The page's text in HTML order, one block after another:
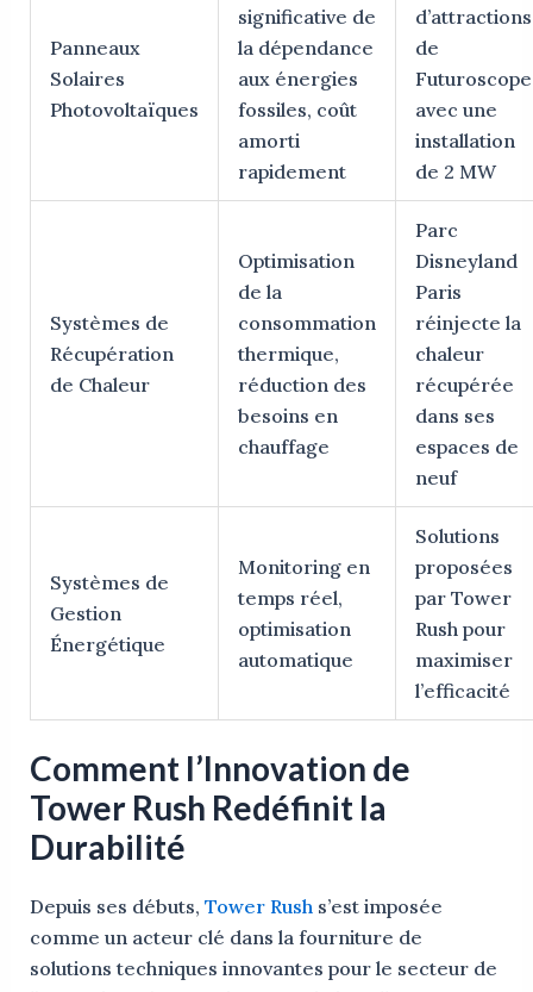
Panneaux
Solaires
Photovoltaïques
significative de
la dépendance
aux énergies
fossiles, coût
amorti
rapidement
d’attractions
de
Futuroscope
avec une
installation
de 2 MW
Systèmes de
Récupération
de Chaleur
Optimisation
de la
consommation
thermique,
réduction des
besoins en
chauffage
Parc
Disneyland
Paris
réinjecte la
chaleur
récupérée
dans ses
espaces de
neuf
Systèmes de
Gestion
Énergétique
Monitoring en
temps réel,
optimisation
automatique
Solutions
proposées
par Tower
Rush pour
maximiser
l’efficacité
Comment l’Innovation de
Tower Rush Redéfinit la
Durabilité
Depuis ses débuts, Tower Rushs’est imposée
comme un acteur clé dans la fourniture de
solutions techniques innovantes pour le secteur de